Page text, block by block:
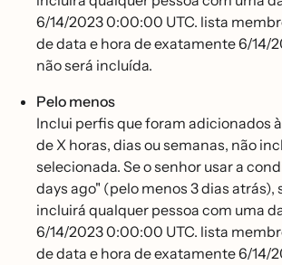
6/14/2023 0:00:00 UTC. lista
de data e hora de exatamente 6/14/
não será incluída.
Pelo menos
Inclui perfis que foram adicionados
de X horas, dias ou semanas, não
selecionada. Se o senhor usar a
days ago" (pelo menos 3 dias atrás),
incluirá qualquer pessoa com uma
6/14/2023 0:00:00 UTC. lista
de data e hora de exatamente 6/14/